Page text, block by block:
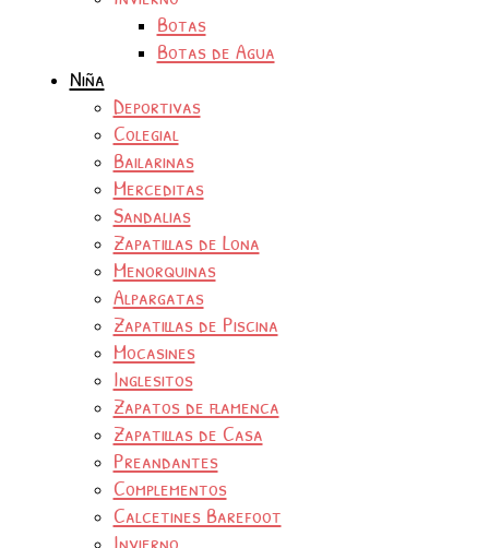
Botas
Botas de Agua
Niña
Deportivas
Colegial
Bailarinas
Merceditas
Sandalias
Zapatillas de Lona
Menorquinas
Alpargatas
Zapatillas de Piscina
Mocasines
Inglesitos
Zapatos de flamenca
Zapatillas de Casa
Preandantes
Complementos
Calcetines Barefoot
Invierno